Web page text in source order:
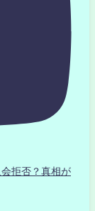
拒否？真相が